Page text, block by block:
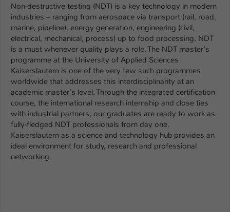
Non-destructive testing (NDT) is a key technology in modern
industries – ranging from aerospace via transport (rail, road,
marine, pipeline), energy generation, engineering (civil,
electrical, mechanical, process) up to food processing. NDT
is a must whenever quality plays a role. The NDT master's
programme at the University of Applied Sciences
Kaiserslautern is one of the very few such programmes
worldwide that addresses this interdisciplinarity at an
academic master's level. Through the integrated certification
course, the international research internship and close ties
with industrial partners, our graduates are ready to work as
fully-fledged NDT professionals from day one.
Kaiserslautern as a science and technology hub provides an
ideal environment for study, research and professional
networking.